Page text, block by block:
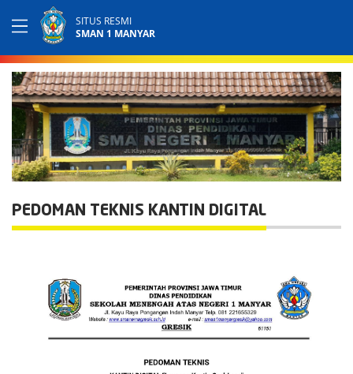
SITUS RESMI
SMAN 1 MANYAR
PEDOMAN TEKNIS KANTIN DIGITAL